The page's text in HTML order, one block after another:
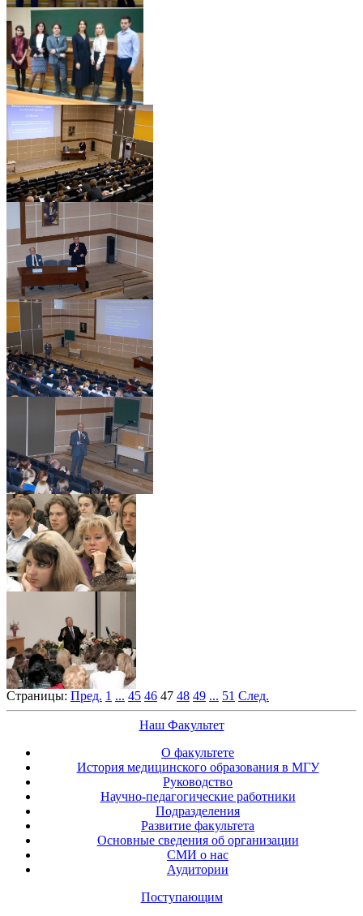
Страницы: Пред. 1 ... 45 46 47 48 49 ... 51 След.
Наш Факультет
О факультете
История медицинского образования в МГУ
Руководство
Научно-педагогические работники
Подразделения
Развитие факультета
Основные сведения об организации
СМИ о нас
Аудитории
Поступающим